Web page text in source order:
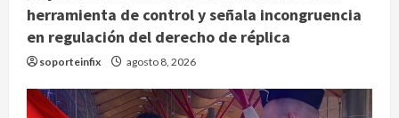
herramienta de control y señala incongruencia
en regulación del derecho de réplica
soporteinfix agosto 8, 2026